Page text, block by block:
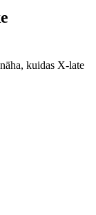
kuidas X-late